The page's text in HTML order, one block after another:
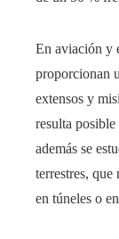
En aviación y
proporcionan
extensos y
resulta
además se
terrestres,
en túneles o